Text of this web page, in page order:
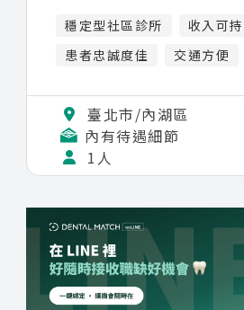
但如果你更加重視：
· 不複雜的人際與制度
· 專心把 GP 做好
· 在成熟社區累積臨床度
能獲得成長的好選擇。
穩定型社區診所
收入可
患者忠誠度佳
交通方便
臺北市/內湖區
內有待遇細節
1人